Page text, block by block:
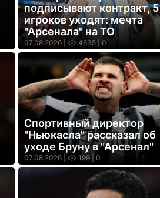
подписывают контракт, 5
игроков уходят: мечта
"Арсенала" на ТО
07.08.2026 | 4635 | 0
Спортивный директор
"Ньюкасла" рассказал об
уходе Бруну в "Арсенал"
07.08.2026 | 199 | 0